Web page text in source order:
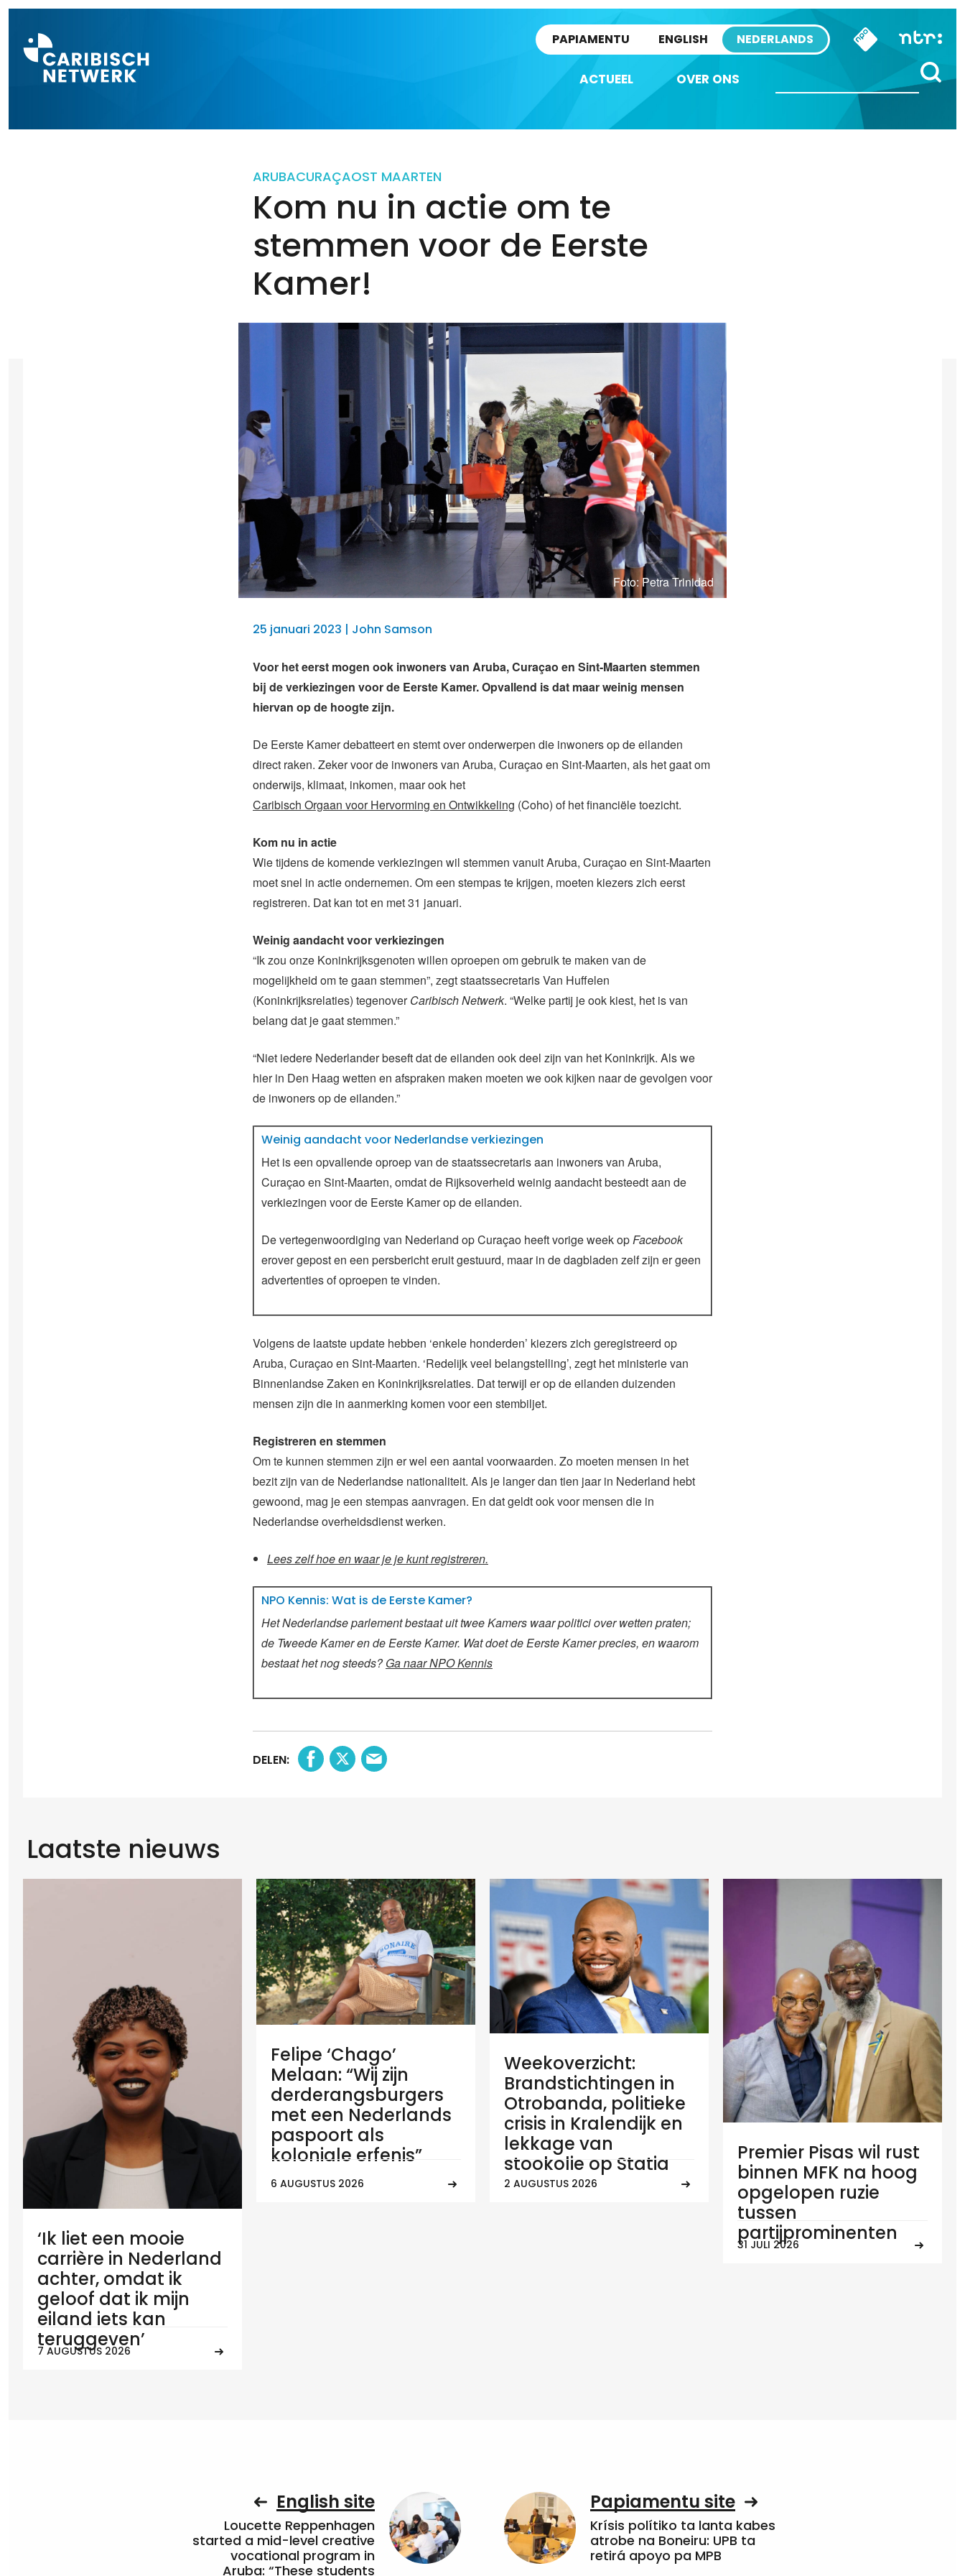
PAPIAMENTU ENGLISH NEDERLANDS
ACTUEEL OVER ONS
ARUBACURAÇAOST MAARTEN
Kom nu in actie om te
stemmen voor de Eerste
Kamer!
Foto: Petra Trinidad
25 januari 2023 | John Samson
Voor het eerst mogen ook inwoners van Aruba, Curaçao en Sint-Maarten stemmen
bij de verkiezingen voor de Eerste Kamer. Opvallend is dat maar weinig mensen
hiervan op de hoogte zijn.
De Eerste Kamer debatteert en stemt over onderwerpen die inwoners op de eilanden
direct raken. Zeker voor de inwoners van Aruba, Curaçao en Sint-Maarten, als het gaat om
onderwijs, klimaat, inkomen, maar ook het
Caribisch Orgaan voor Hervorming en Ontwikkeling (Coho) of het financiële toezicht.
Kom nu in actie
Wie tijdens de komende verkiezingen wil stemmen vanuit Aruba, Curaçao en Sint-Maarten
moet snel in actie ondernemen. Om een stempas te krijgen, moeten kiezers zich eerst
registreren. Dat kan tot en met 31 januari.
Weinig aandacht voor verkiezingen
“Ik zou onze Koninkrijksgenoten willen oproepen om gebruik te maken van de
mogelijkheid om te gaan stemmen”, zegt staatssecretaris Van Huffelen
(Koninkrijksrelaties) tegenoverCaribisch Netwerk. “Welke partij je ook kiest, het is van
belang dat je gaat stemmen.”
“Niet iedere Nederlander beseft dat de eilanden ook deel zijn van het Koninkrijk. Als we
hier in Den Haag wetten en afspraken maken moeten we ook kijken naar de gevolgen voor
de inwoners op de eilanden.”
Weinig aandacht voor Nederlandse verkiezingen
Het is een opvallende oproep van de staatssecretaris aan inwoners van Aruba,
Curaçao en Sint-Maarten, omdat de Rijksoverheid weinig aandacht besteedt aan de
verkiezingen voor de Eerste Kamer op de eilanden.
De vertegenwoordiging van Nederland op Curaçao heeft vorige week op Facebook
erover gepost en een persbericht eruit gestuurd, maar in de dagbladen zelf zijn er geen
advertenties of oproepen te vinden.
Volgens de laatste update hebben ‘enkele honderden’ kiezers zich geregistreerd op
Aruba, Curaçao en Sint-Maarten. ‘Redelijk veel belangstelling’, zegt het ministerie van
Binnenlandse Zaken en Koninkrijksrelaties. Dat terwijl er op de eilanden duizenden
mensen zijn die in aanmerking komen voor een stembiljet.
Registreren en stemmen
Om te kunnen stemmen zijn er wel een aantal voorwaarden. Zo moeten mensen in het
bezit zijn van de Nederlandse nationaliteit. Als je langer dan tien jaar in Nederland hebt
gewoond, mag je een stempas aanvragen. En dat geldt ook voor mensen die in
Nederlandse overheidsdienst werken.
Lees zelf hoe en waar je je kunt registreren.
NPO Kennis: Wat is de Eerste Kamer?
Het Nederlandse parlement bestaat uit twee Kamers waar politici over wetten praten;
de Tweede Kamer en de Eerste Kamer. Wat doet de Eerste Kamer precies, en waarom
bestaat het nog steeds?Ga naar NPO Kennis
DELEN:
Laatste nieuws
‘Ik liet een mooie
carrière in Nederland
achter, omdat ik
geloof dat ik mijn
eiland iets kan
teruggeven’
7 AUGUSTUS 2026
Felipe ‘Chago’
Melaan: “Wij zijn
derderangsburgers
met een Nederlands
paspoort als
koloniale erfenis”
6 AUGUSTUS 2026
Weekoverzicht:
Brandstichtingen in
Otrobanda, politieke
crisis in Kralendijk en
lekkage van
stookolie op Statia
2 AUGUSTUS 2026
Premier Pisas wil rust
binnen MFK na hoog
opgelopen ruzie
tussen
partijprominenten
31 JULI 2026
English site
Loucette Reppenhagen
started a mid-level creative
vocational program in
Aruba: “These students
Papiamentu site
Krísis polítiko ta lanta kabes
atrobe na Boneiru: UPB ta
retirá apoyo pa MPB